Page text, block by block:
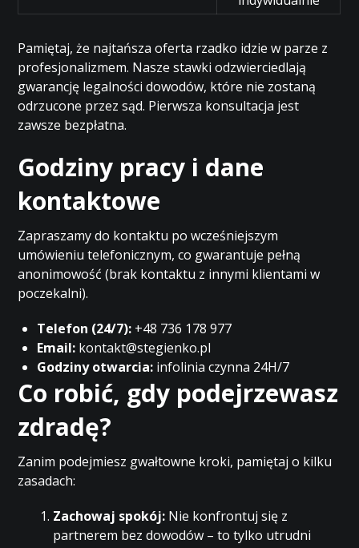
Pamiętaj, że najtańsza oferta rzadko idzie w parze z
profesjonalizmem. Nasze stawki odzwierciedlają
gwarancję legalności dowodów, które nie zostaną
odrzucone przez sąd. Pierwsza konsultacja jest
zawsze bezpłatna.
Godziny pracy i dane
kontaktowe
Zapraszamy do kontaktu po wcześniejszym
umówieniu telefonicznym, co gwarantuje pełną
anonimowość (brak kontaktu z innymi klientami w
poczekalni).
Telefon (24/7): +48 736 178 977
Email: kontakt@stegienko.pl
Godziny otwarcia: infolinia czynna 24H/7
Co robić, gdy podejrzewasz
zdradę?
Zanim podejmiesz gwałtowne kroki, pamiętaj o kilku
zasadach:
Zachowaj spokój: Nie konfrontuj się z
partnerem bez dowodów – to tylko utrudni